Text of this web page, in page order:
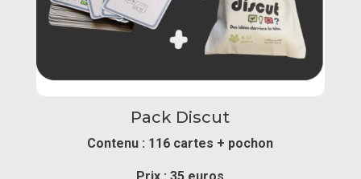
Pack Discut
Contenu : 116 cartes + pochon